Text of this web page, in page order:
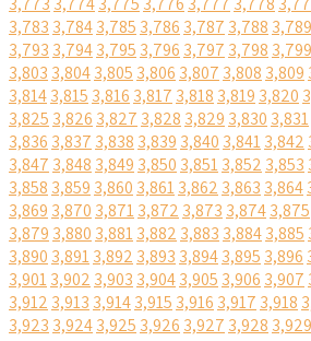
3,783 3,7843,785 3,786 3,787 3,788 3,789
3,793 3,7943,795 3,796 3,797 3,798 3,799
3,803 3,8043,805 3,806 3,807 3,808 3,809
3,8143,815 3,816 3,817 3,818 3,819 3,820
3,825 3,826 3,827 3,828 3,829 3,830 3,831
3,836 3,837 3,838 3,839 3,840 3,8413,842
3,847 3,848 3,849 3,850 3,8513,852 3,853
3,858 3,859 3,860 3,8613,862 3,863 3,864
3,869 3,870 3,8713,872 3,873 3,8743,875
3,879 3,880 3,8813,882 3,883 3,8843,885
3,890 3,8913,892 3,893 3,8943,895 3,896
3,9013,902 3,903 3,9043,905 3,906 3,907
3,912 3,913 3,9143,915 3,916 3,917 3,918
3,923 3,9243,925 3,926 3,927 3,928 3,929